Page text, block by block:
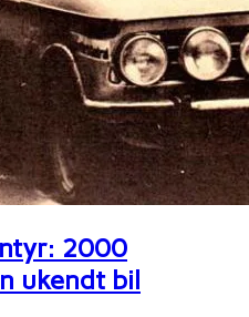
2000
ukendt bil